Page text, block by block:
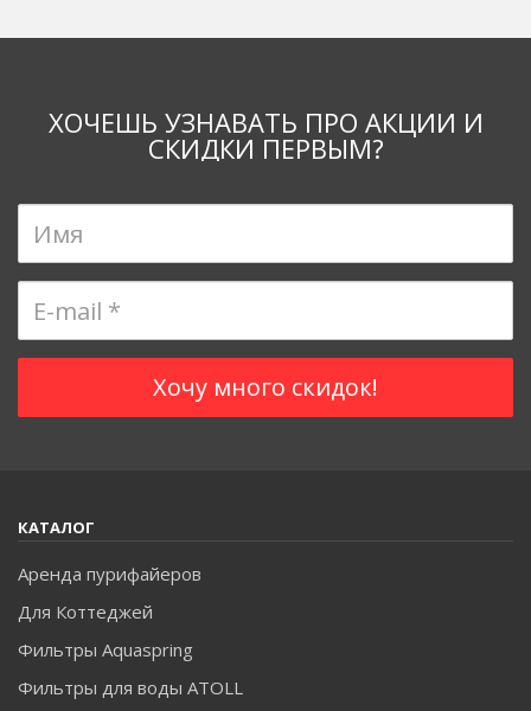
ХОЧЕШЬ УЗНАВАТЬ ПРО АКЦИИ И
СКИДКИ ПЕРВЫМ?
КАТАЛОГ
Аренда пурифайеров
Для Коттеджей
Фильтры Aquaspring
Фильтры для воды ATOLL